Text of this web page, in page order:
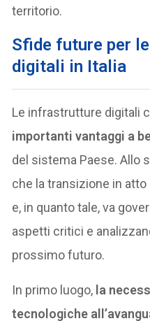
territorio.
Sfide future per
digitali in Italia
Le infrastrutture digitali
importanti vantaggi a
del sistema Paese. Allo
che la transizione in
e, in quanto tale, va
aspetti critici e
prossimo futuro.
In primo luogo, la
tecnologiche